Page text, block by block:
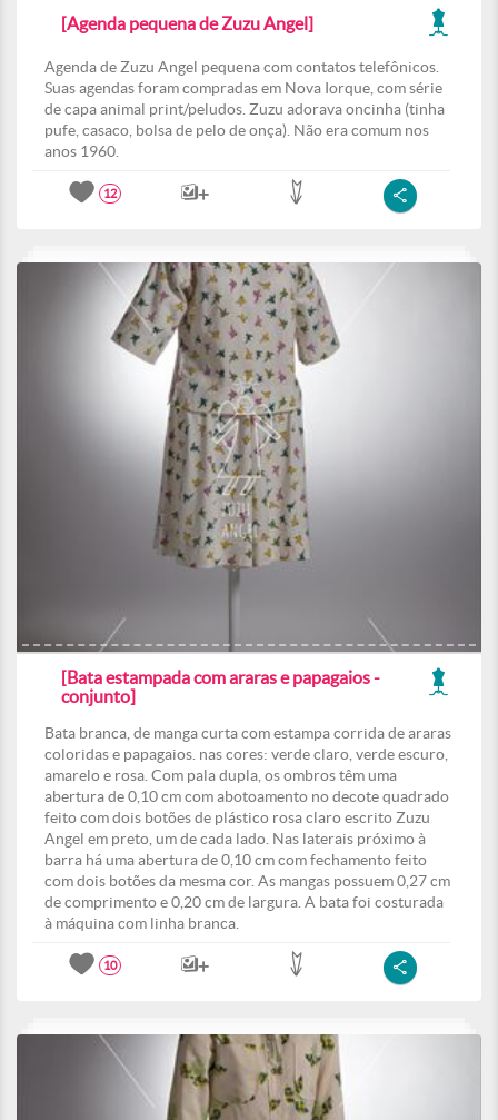
[Agenda pequena de Zuzu Angel]
Agenda de Zuzu Angel pequena com contatos telefônicos.
Suas agendas foram compradas em Nova Iorque, com série
de capa animal print/peludos. Zuzu adorava oncinha (tinha
pufe, casaco, bolsa de pelo de onça). Não era comum nos
anos 1960.
12
[Bata estampada com araras e papagaios -
conjunto]
Bata branca, de manga curta com estampa corrida de araras
coloridas e papagaios. nas cores: verde claro, verde escuro,
amarelo e rosa. Com pala dupla, os ombros têm uma
abertura de 0,10 cm com abotoamento no decote quadrado
feito com dois botões de plástico rosa claro escrito Zuzu
Angel em preto, um de cada lado. Nas laterais próximo à
barra há uma abertura de 0,10 cm com fechamento feito
com dois botões da mesma cor. As mangas possuem 0,27 cm
de comprimento e 0,20 cm de largura. A bata foi costurada
à máquina com linha branca.
10